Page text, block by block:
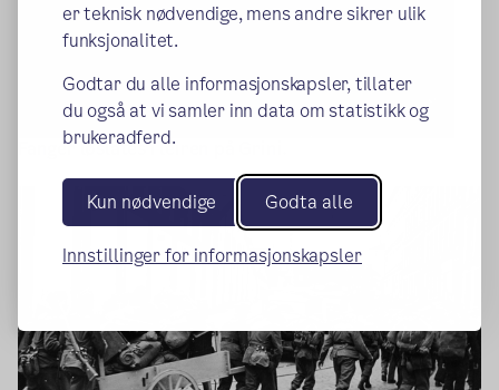
er teknisk nødvendige, mens andre sikrer ulik
funksjonalitet.
Godtar du alle informasjonskapsler, tillater
du også at vi samler inn data om statistikk og
brukeradferd.
Kun nødvendige Godta alle
Innstillinger for informasjonskapsler
Fanger løslates i leiren på Grini.